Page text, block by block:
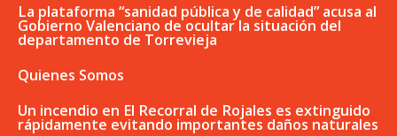
La plataforma “sanidad pública y de calidad” acusa al
Gobierno Valenciano de ocultar la situación del
departamento de Torrevieja
Quienes Somos
Un incendio en El Recorral de Rojales es extinguido
rápidamente evitando importantes daños naturales